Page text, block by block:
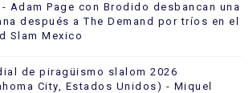
- Adam Page con Brodido desbancan una
después a The Demand por tríos en el
Slam Mexico
de piragüismo slalom 2026
City, Estados Unidos) - Miquel